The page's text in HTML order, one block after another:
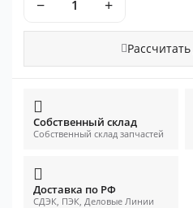
− +
Собственный склад
Собственный склад запчастей
Доставка по РФ
СДЭК, ПЭК, Деловые Линии